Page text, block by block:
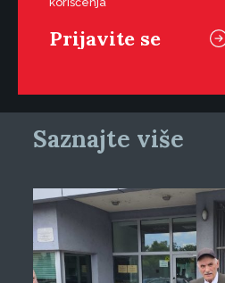
Saznajte više